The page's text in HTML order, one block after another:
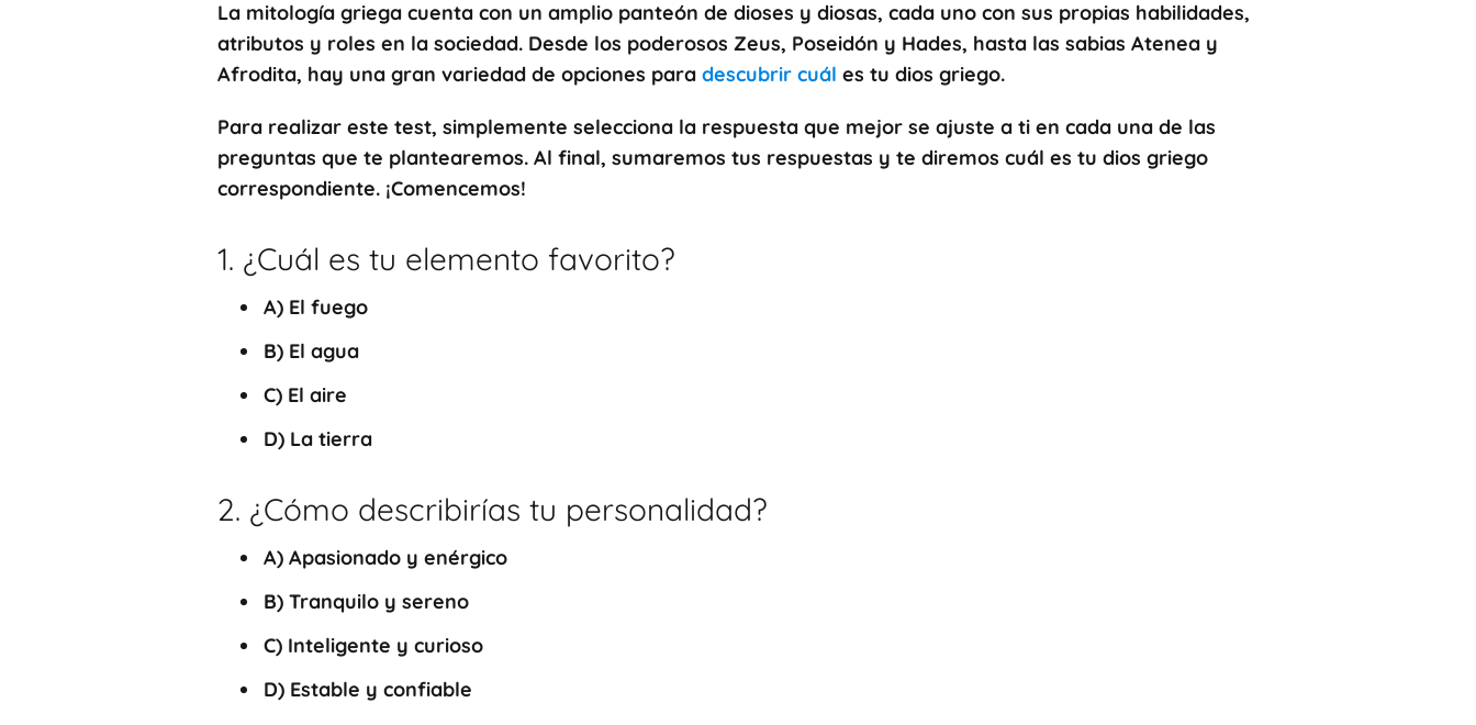
La mitología griega cuenta con un amplio panteón de dioses y diosas, cada uno con sus propias habilidades,
atributos y roles en la sociedad. Desde los poderosos Zeus, Poseidón y Hades, hasta las sabias Atenea y
Afrodita, hay una gran variedad de opciones para descubrir cuál es tu dios griego.
Para realizar este test, simplemente selecciona la respuesta que mejor se ajuste a ti en cada una de las
preguntas que te plantearemos. Al final, sumaremos tus respuestas y te diremos cuál es tu dios griego
correspondiente. ¡Comencemos!
1. ¿Cuál es tu elemento favorito?
A) El fuego
B) El agua
C) El aire
D) La tierra
2. ¿Cómo describirías tu personalidad?
A) Apasionado y enérgico
B) Tranquilo y sereno
C) Inteligente y curioso
D) Estable y confiable